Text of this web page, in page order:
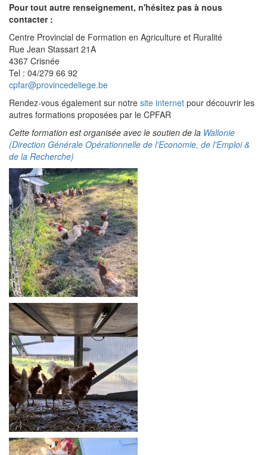
Pour tout autre renseignement, n'hésitez pas à nous
contacter :
Centre Provincial de Formation en Agriculture et Ruralité
Rue Jean Stassart 21A
4367 Crisnée
Tel : 04/279 66 92
cpfar@provincedeliege.be
Rendez-vous également sur notre site internet pour découvrir les
autres formations proposées par le CPFAR
Cette formation est organisée avec le soutien de la Wallonie
(Direction Générale Opérationnelle de l'Economie, de l'Emploi &
de la Recherche)